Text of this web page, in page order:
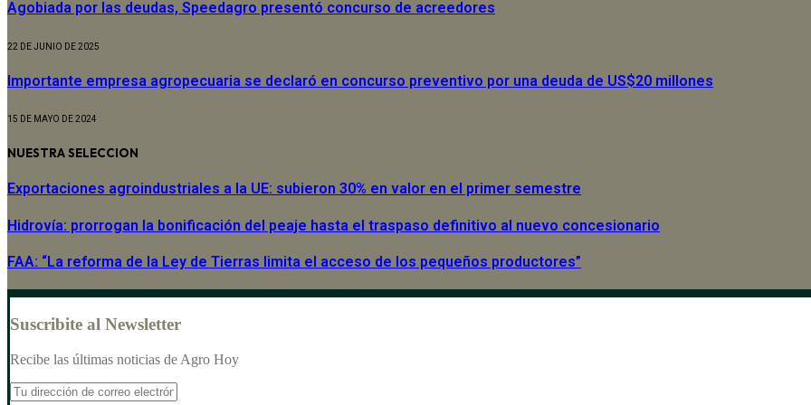
Agobiada por las deudas, Speedagro presentó concurso de acreedores
22 DE JUNIO DE 2025
Importante empresa agropecuaria se declaró en concurso preventivo por una deuda de US$20 millones
15 DE MAYO DE 2024
NUESTRA SELECCION
Exportaciones agroindustriales a la UE: subieron 30% en valor en el primer semestre
Hidrovía: prorrogan la bonificación del peaje hasta el traspaso definitivo al nuevo concesionario
FAA: “La reforma de la Ley de Tierras limita el acceso de los pequeños productores”
Suscribite al Newsletter
Recibe las últimas noticias de Agro Hoy